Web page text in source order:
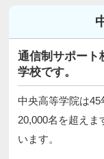
通信制サポート
学校です。
中央高等学院は45
20,000名を超えま
います。